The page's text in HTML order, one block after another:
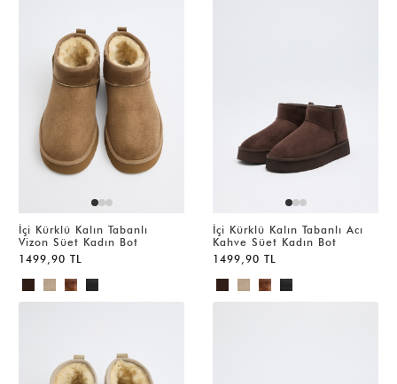
İçi Kürklü Kalın Tabanlı
Vizon Süet Kadın Bot
1499,90 TL
İçi Kürklü Kalın Tabanlı Acı
Kahve Süet Kadın Bot
1499,90 TL